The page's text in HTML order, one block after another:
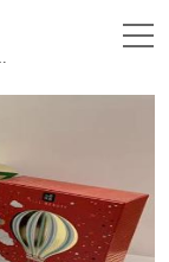
综合性印刷企业